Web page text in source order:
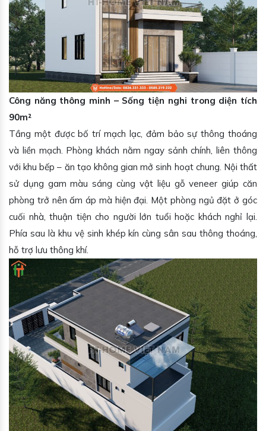
Công năng thông minh – Sống tiện nghi trong diện tích
90m²
Tầng một được bố trí mạch lạc, đảm bảo sự thông thoáng
và liền mạch. Phòng khách nằm ngay sảnh chính, liên thông
với khu bếp – ăn tạo không gian mở sinh hoạt chung. Nội thất
sử dụng gam màu sáng cùng vật liệu gỗ veneer giúp căn
phòng trở nên ấm áp mà hiện đại. Một phòng ngủ đặt ở góc
cuối nhà, thuận tiện cho người lớn tuổi hoặc khách nghỉ lại.
Phía sau là khu vệ sinh khép kín cùng sân sau thông thoáng,
hỗ trợ lưu thông khí.